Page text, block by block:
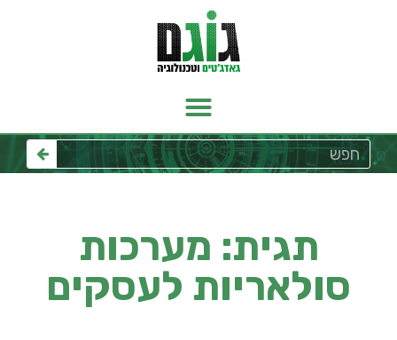
תגית: מערכות
סולאריות לעסקים